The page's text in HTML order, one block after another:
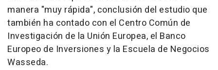
manera "muy rápida", conclusión del estudio que
también ha contado con el Centro Común de
Investigación de la Unión Europea, el Banco
Europeo de Inversiones y la Escuela de Negocios
Wasseda.